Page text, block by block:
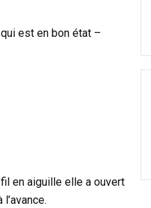
est en bon état –
en aiguille elle a ouvert